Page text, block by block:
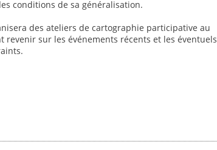
conditions de sa généralisation.
des ateliers de cartographie participative au
sur les événements récents et les éventuels